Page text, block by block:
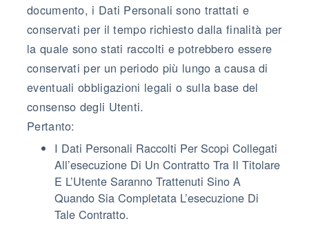
documento, i Dati Personali sono trattati e
conservati per il tempo richiesto dalla finalità per
la quale sono stati raccolti e potrebbero essere
conservati per un periodo più lungo a causa di
eventuali obbligazioni legali o sulla base del
consenso degli Utenti.
Pertanto:
I Dati Personali Raccolti Per Scopi Collegati
All’esecuzione Di Un Contratto Tra Il Titolare
E L’Utente Saranno Trattenuti Sino A
Quando Sia Completata L’esecuzione Di
Tale Contratto.